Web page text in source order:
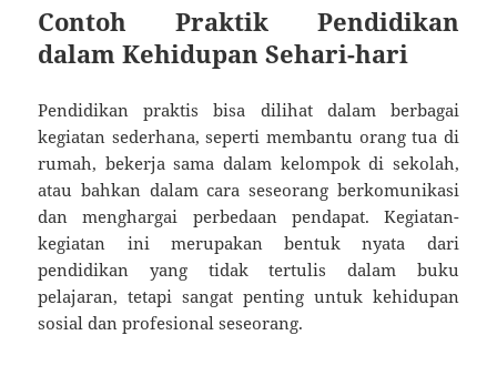
Contoh Praktik Pendidikan
dalam Kehidupan Sehari-hari
Pendidikan praktis bisa dilihat dalam berbagai
kegiatan sederhana, seperti membantu orang tua di
rumah, bekerja sama dalam kelompok di sekolah,
atau bahkan dalam cara seseorang berkomunikasi
dan menghargai perbedaan pendapat. Kegiatan-
kegiatan ini merupakan bentuk nyata dari
pendidikan yang tidak tertulis dalam buku
pelajaran, tetapi sangat penting untuk kehidupan
sosial dan profesional seseorang.